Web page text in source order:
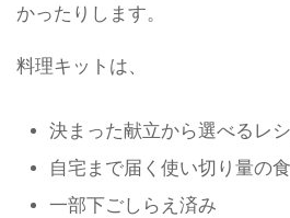
かったりします。
料理キットは、
決まった献立から選べるレ
自宅まで届く使い切り量の
一部下ごしらえ済み